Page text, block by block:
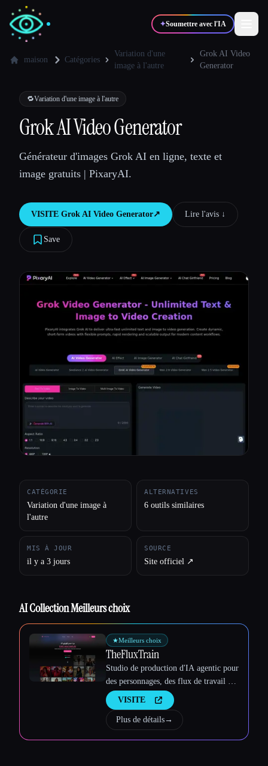
✦Soumettre avec l'IA
💻Développeurs 📈 Marketeurs
🎓Étudiants
Blog
maison Catégories
Variation d'une
image à l'autre
Grok AI Video
Generator
🔁Variation d'une image à l'autre
Grok AI Video Generator
Générateur d'images Grok AI en ligne, texte et
image gratuits | PixaryAI.
VISITE Grok AI Video Generator↗︎ Lire l'avis ↓︎
Save
CATÉGORIE
Variation d'une image à
l'autre
ALTERNATIVES
6 outils similaires
MIS À JOUR
il y a 3 jours
SOURCE
Site officiel ↗︎
AI Collection Meilleurs choix
★Meilleurs choix
TheFluxTrain
Studio de production d'IA agentic pour
des personnages, des flux de travail et
des vidéos cohérents
VISITE
Plus de détails→